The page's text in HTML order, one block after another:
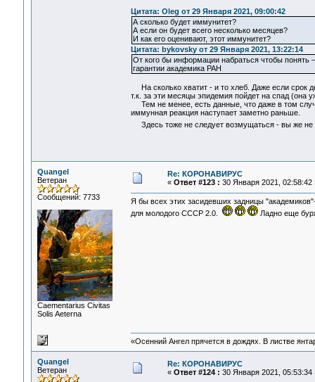
Цитата: Oleg от 29 Января 2021, 09:00:42
А сколько будет иммунитет?
А если он будет всего несколько месяцев?
И как его оценивают, этот иммунитет?
Цитата: bykovsky от 29 Января 2021, 13:22:14
От кого бы информации набраться чтобы понять
гарантии академика РАН
На сколько хватит - и то хлеб. Даже если срок
т.к. за эти месяцы эпидемия пойдет на спад (она
Тем не менее, есть данные, что даже в том
иммунная реакция наступает заметно раньше.
Здесь тоже не следует возмущаться - вы же не
Quangel
Ветеран
Сообщений: 7733
Сaementarius Civitas
Solis Aeterna
Re: КОРОНАВИРУС
« Ответ #123 : 30 Января 2021, 02:58:42
Я бы всех этих засидевших задницы
для молодого СССР 2.0.
Ладно еще
«Осенний Ангел прячется в дождях. В листве
Quangel
Ветеран
Re: КОРОНАВИРУС
« Ответ #124 : 30 Января 2021, 05:53:34